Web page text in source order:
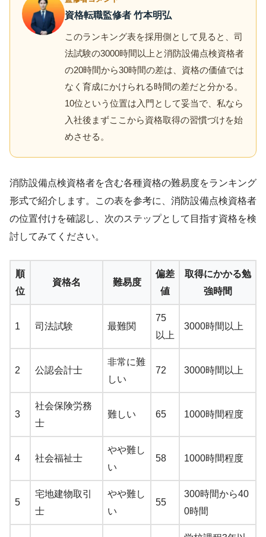
資格転職監修者 竹本明弘
このランキング表を採用側として見ると、司
法試験の3000時間以上と消防設備点検資格者
の20時間から30時間の差は、資格の価値では
なく育成にかけられる時間の差だと分かる。
10位という位置は入門として妥当で、私なら
入社後まずここから資格取得の習慣づけを始
めさせる。
消防設備点検資格者を含む各種資格の難易度をランキング
形式で紹介します。この表を参考に、消防設備点検資格者
の位置付けを確認し、次のステップとして目指す資格を検
討してみてください。
順
位
資格名 難易度
偏差
値
取得にかかる勉
強時間
1 司法試験 最難関
75
以上
3000時間以上
2 公認会計士
非常に難
しい
72 3000時間以上
3
社会保険労務
士
難しい 65 1000時間程度
4 社会福祉士
やや難し
い
58 1000時間程度
5
宅地建物取引
士
やや難し
い
55
300時間から40
0時間